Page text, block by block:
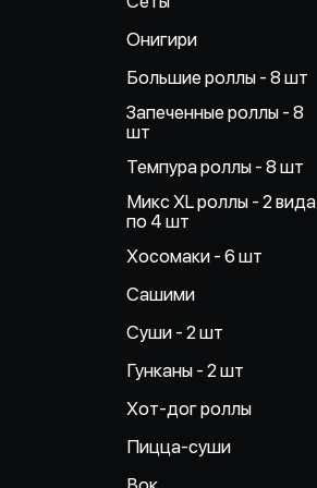
Онигири
Большие роллы - 8 шт
Запеченные роллы - 8
шт
Темпура роллы - 8 шт
Микс XL роллы - 2 вида
по 4 шт
Хосомаки - 6 шт
Сашими
Суши - 2 шт
Гунканы - 2 шт
Хот-дог роллы
Пицца-суши